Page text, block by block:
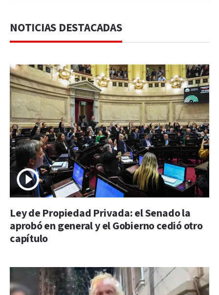
NOTICIAS DESTACADAS
Ley de Propiedad Privada: el Senado la
aprobó en general y el Gobierno cedió otro
capítulo